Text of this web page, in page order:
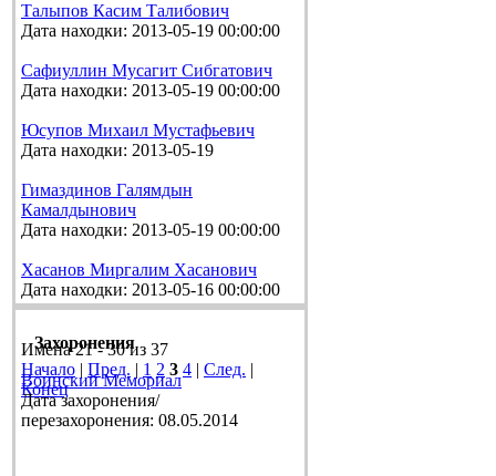
Талыпов Касим Талибович
Дата находки: 2013-05-19 00:00:00
Сафиуллин Мусагит Сибгатович
Дата находки: 2013-05-19 00:00:00
Юсупов Михаил Мустафьевич
Дата находки: 2013-05-19
Гимаздинов Галямдын
Камалдынович
Дата находки: 2013-05-19 00:00:00
Хасанов Миргалим Хасанович
Дата находки: 2013-05-16 00:00:00
Имена 21 - 30 из 37
Начало | Пред. | 1 2 3 4 | След. |
Конец
Захоронения
Воинский Мемориал
Дата захоронения/
перезахоронения: 08.05.2014